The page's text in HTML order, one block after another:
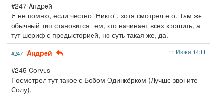
#247 Aндpeй
Я не помню, если честно "Никто", хотя смотрел его. Там же
обычный тип становится тем, кто начинает всех крошить, а
тут шериф с предысторией, но суть такая же, да.
#247 Aндpeй 11 Июня 14:11
#245 Corvus
Посмотрел тут такое с Бобом Одинкёрком (Лучше звоните
Солу).